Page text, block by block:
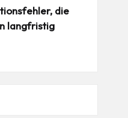
die
langfristig